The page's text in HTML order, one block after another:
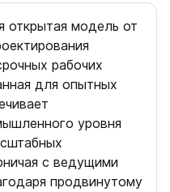
открытая модель от
рабочих
для опытных
уровня
с ведущими
продвинутому